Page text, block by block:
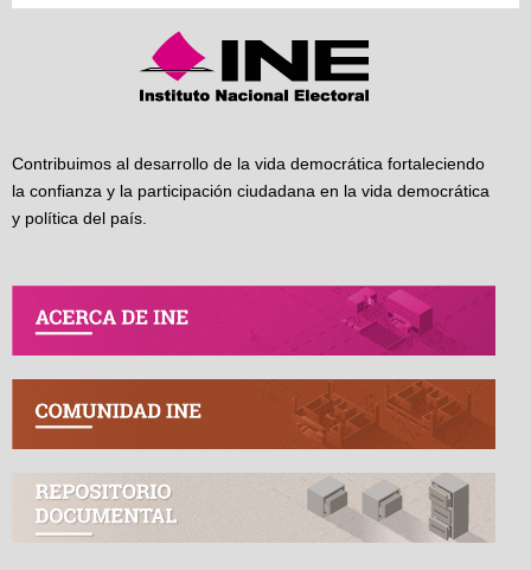
Contribuimos al desarrollo de la vida democrática fortaleciendo
la confianza y la participación ciudadana en la vida democrática
y política del país.